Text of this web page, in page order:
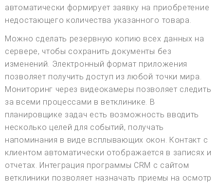
автоматически формирует заявку на приобретение
недостающего количества указанного товара.
Можно сделать резервную копию всех данных на
сервере, чтобы сохранить документы без
изменений. Электронный формат приложения
позволяет получить доступ из любой точки мира.
Мониторинг через видеокамеры позволяет следить
за всеми процессами в ветклинике. В
планировщике задач есть возможность вводить
несколько целей для событий, получать
напоминания в виде всплывающих окон. Контакт с
клиентом автоматически отображается в записях и
отчетах. Интеграция программы CRM с сайтом
ветклиники позволяет назначать приемы на осмотр